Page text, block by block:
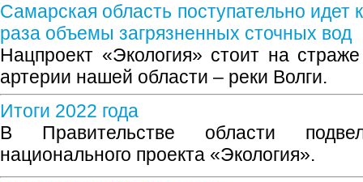
Самарская область поступательно идет
раза объемы загрязненных сточных вод
Нацпроект «Экология» стоит на
артерии нашей области – реки Волги.
Итоги 2022 года
В Правительстве области
национального проекта «Экология».